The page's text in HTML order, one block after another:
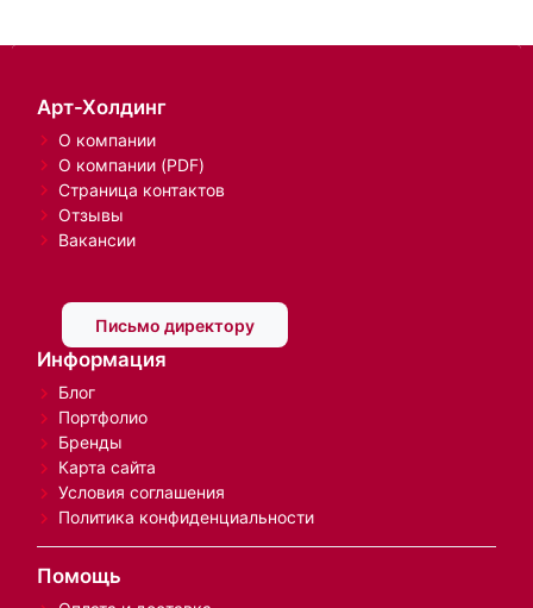
Арт-Холдинг
О компании
О компании (PDF)
Страница контактов
Отзывы
Вакансии
Письмо директору
Информация
Блог
Портфолио
Бренды
Карта сайта
Условия соглашения
Политика конфиденциальности
Помощь